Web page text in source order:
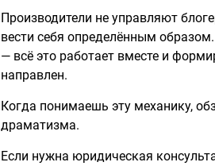
Производители не управляют
вести себя определённым
— всё это работает вместе и
направлен.
Когда понимаешь эту механику,
драматизма.
Если нужна юридическая